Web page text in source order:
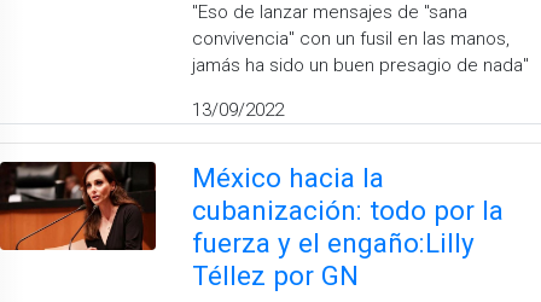
''Eso de lanzar mensajes de ''sana
convivencia'' con un fusil en las manos,
jamás ha sido un buen presagio de nada''
13/09/2022
México hacia la
cubanización: todo por la
fuerza y el engaño:Lilly
Téllez por GN